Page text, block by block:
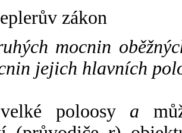
zákon
mocnin
jejich hlavních
poloosy a